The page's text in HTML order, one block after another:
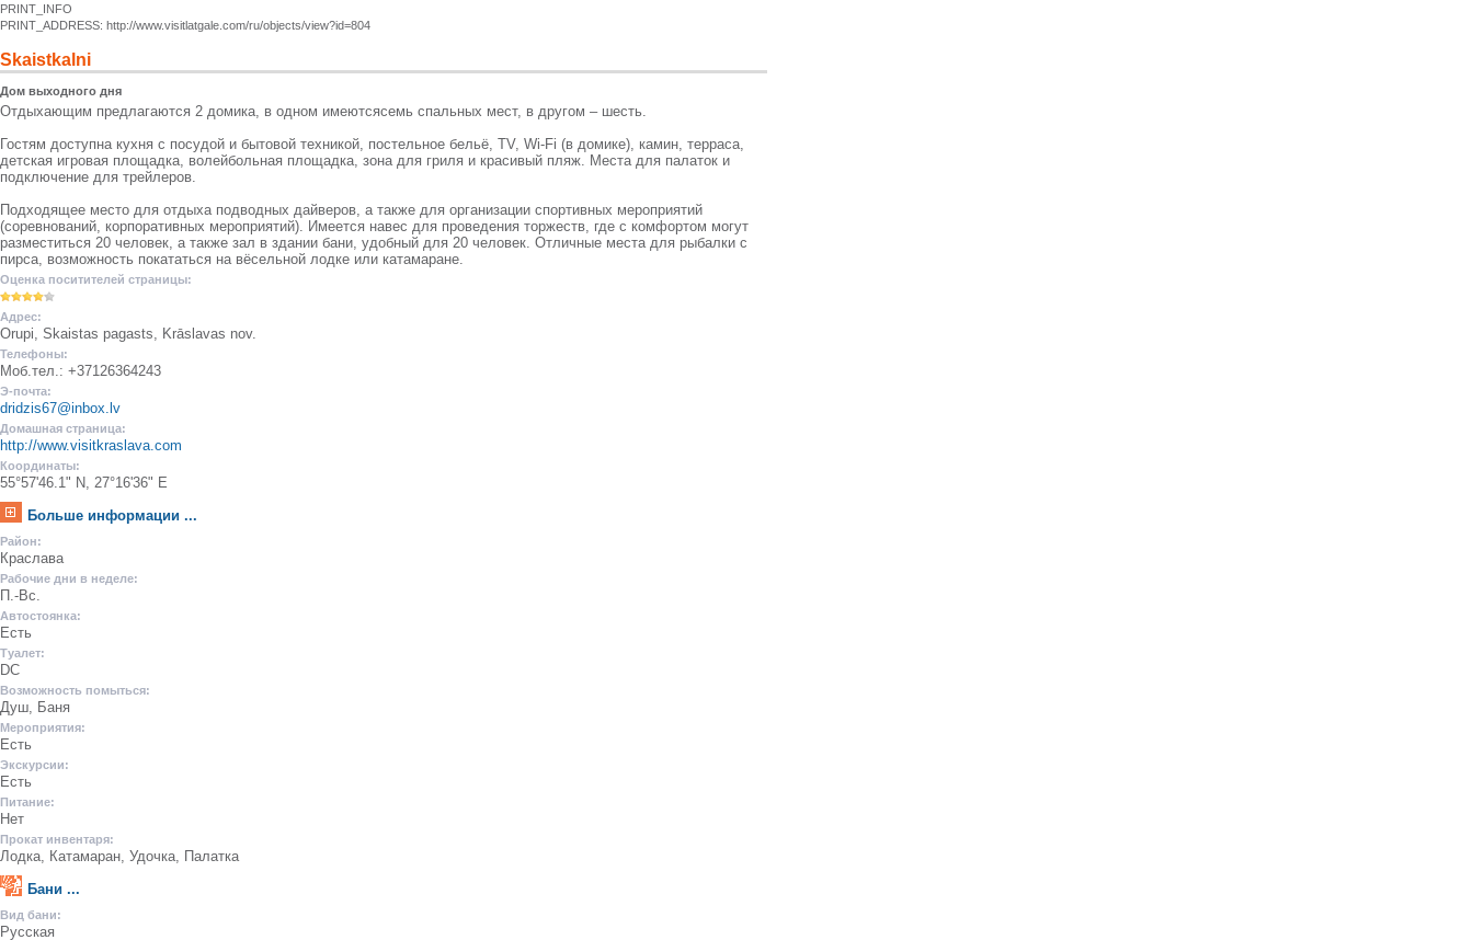
PRINT_INFO
PRINT_ADDRESS: http://www.visitlatgale.com/ru/objects/view?id=804
Skaistkalni
Дом выходного дня
Отдыхающим предлагаются 2 домика, в одном имеютсясемь спальных мест, в другом – шесть.
Гостям доступна кухня с посудой и бытовой техникой, постельное бельё, TV, Wi-Fi (в домике), камин, терраса,
детская игровая площадка, волейбольная площадка, зона для гриля и красивый пляж. Места для палаток и
подключение для трейлеров.
Подходящее место для отдыха подводных дайверов, а также для организации спортивных мероприятий
(соревнований, корпоративных мероприятий). Имеется навес для проведения торжеств, где с комфортом могут
разместиться 20 человек, а также зал в здании бани, удобный для 20 человек. Отличные места для рыбалки с
пирса, возможность покататься на вёсельной лодке или катамаране.
Оценка поситителей страницы:
Адрес:
Orupi, Skaistas pagasts, Krāslavas nov.
Телефоны:
Моб.тел.: +37126364243
Э-почта:
dridzis67@inbox.lv
Домашная страница:
http://www.visitkraslava.com
Координаты:
55°57'46.1" N, 27°16'36" E
Больше информации ...
Район:
Краслава
Рабочие дни в неделе:
П.-Вс.
Автостоянка:
Есть
Туалет:
DC
Возможность помыться:
Душ, Баня
Мероприятия:
Есть
Экскурсии:
Есть
Питание:
Нет
Прокат инвентаря:
Лодка, Катамаран, Удочка, Палатка
Бани ...
Вид бани:
Русская